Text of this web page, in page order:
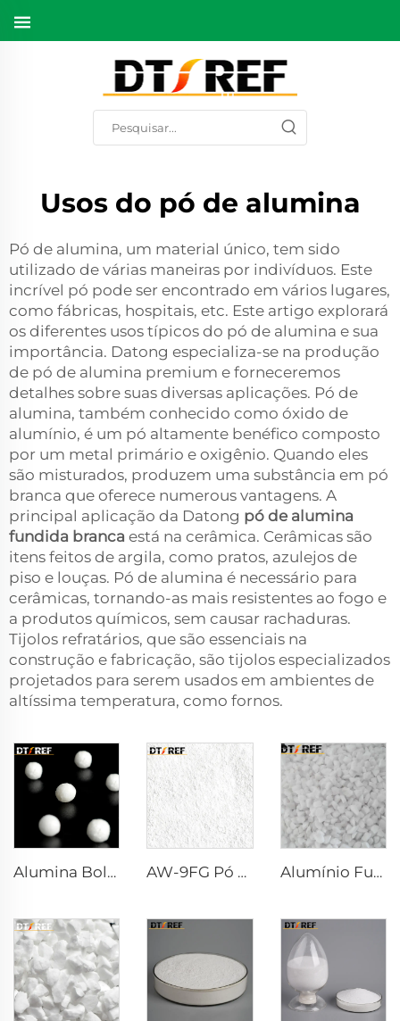
Usos do pó de alumina
Pó de alumina, um material único, tem sido
utilizado de várias maneiras por indivíduos. Este
incrível pó pode ser encontrado em vários lugares,
como fábricas, hospitais, etc. Este artigo explorará
os diferentes usos típicos do pó de alumina e sua
importância. Datong especializa-se na produção
de pó de alumina premium e forneceremos
detalhes sobre suas diversas aplicações. Pó de
alumina, também conhecido como óxido de
alumínio, é um pó altamente benéfico composto
por um metal primário e oxigênio. Quando eles
são misturados, produzem uma substância em pó
branca que oferece numerous vantagens. A
principal aplicação da Datong pó de alumina
fundida branca está na cerâmica. Cerâmicas são
itens feitos de argila, como pratos, azulejos de
piso e louças. Pó de alumina é necessário para
cerâmicas, tornando-as mais resistentes ao fogo e
a produtos químicos, sem causar rachaduras.
Tijolos refratários, que são essenciais na
construção e fabricação, são tijolos especializados
projetados para serem usados em ambientes de
altíssima temperatura, como fornos.
Alumina Bolha AW-9FG Pó de α-Al₂O₃ Calcinado Alumínio Fundido Branco